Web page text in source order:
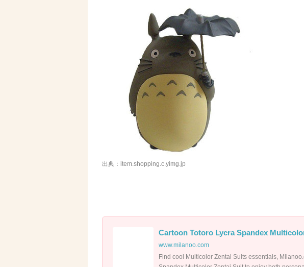
出典：item.shopping.c.yimg.jp
Cartoon Totoro Lycra Spandex
www.milanoo.com
Find cool Multicolor Zentai Suits essentials,